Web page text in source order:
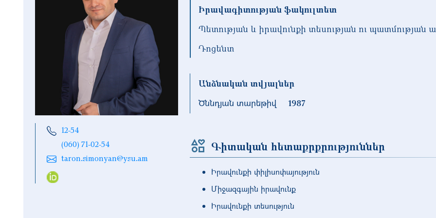
12-54
(060) 71-02-54
taron.simonyan@ysu.am
Իրավագիտության ֆակուլտետ
Պետության և իրավունքի տեսության ու պատմության
Դոցենտ
Անձնական տվյալներ
Ծննդյան տարեթիվ
1987
Գիտական հետաքրքրություններ
Իրավունքի փիլիսոփայություն
Միջազգային իրավունք
Իրավունքի տեսություն